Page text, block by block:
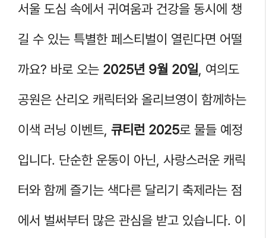
서울 도심 속에서 귀여움과 건강을 동시에 챙
길 수 있는 특별한 페스티벌이 열린다면 어떨
까요? 바로 오는 2025년 9월 20일, 여의도
공원은 산리오 캐릭터와 올리브영이 함께하는
이색 러닝 이벤트, 큐티런 2025로 물들 예정
입니다. 단순한 운동이 아닌, 사랑스러운 캐릭
터와 함께 즐기는 색다른 달리기 축제라는 점
에서 벌써부터 많은 관심을 받고 있습니다. 이